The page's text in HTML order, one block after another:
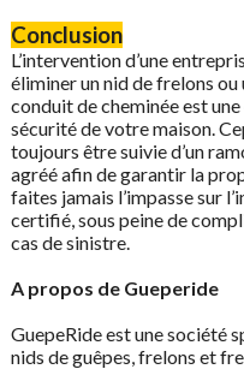
Conclusion
L’intervention d’une
éliminer un nid de frelons
conduit de cheminée est
sécurité de votre maison.
toujours être suivie d’un
agréé afin de garantir la
faites jamais l’impasse sur
certifié, sous peine de
cas de sinistre.
A propos de Gueperide
GuepeRide est une société
nids de guêpes, frelons et